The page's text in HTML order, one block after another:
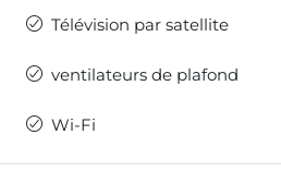
Télévision par satellite
ventilateurs de plafond
Wi-Fi